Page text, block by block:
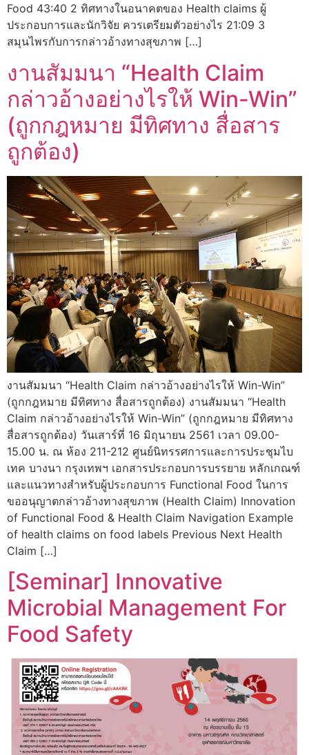
Food 43:40 2 ทิศทางในอนาคตของ Health claims ผู้
ประกอบการและนักวิจัย ควรเตรียมตัวอย่างไร 21:09 3
สมุนไพรกับการกล่าวอ้างทางสุขภาพ […]
งานสัมมนา “Health Claim
กล่าวอ้างอย่างไรให้ Win-Win”
(ถูกกฎหมาย มีทิศทาง สื่อสาร
ถูกต้อง)
งานสัมมนา “Health Claim กล่าวอ้างอย่างไรให้ Win-Win”
(ถูกกฎหมาย มีทิศทาง สื่อสารถูกต้อง) งานสัมมนา “Health
Claim กล่าวอ้างอย่างไรให้ Win-Win” (ถูกกฎหมาย มีทิศทาง
สื่อสารถูกต้อง) วันเสาร์ที่ 16 มิถุนายน 2561 เวลา 09.00-
15.00 น. ณ ห้อง 211-212 ศูนย์นิทรรศการและการประชุมไบ
เทค บางนา กรุงเทพฯ เอกสารประกอบการบรรยาย หลักเกณฑ์
และแนวทางสำหรับผู้ประกอบการ Functional Food ในการ
ขออนุญาตกล่าวอ้างทางสุขภาพ (Health Claim) Innovation
of Functional Food & Health Claim Navigation Example
of health claims on food labels Previous Next Health
Claim […]
[Seminar] Innovative
Microbial Management For
Food Safety